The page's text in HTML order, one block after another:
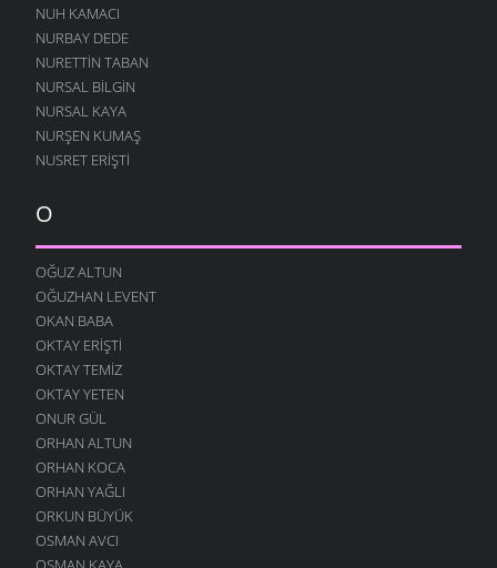
NUH KAMACI
NURBAY DEDE
NURETTIN TABAN
NURSAL BILGIN
NURSAL KAYA
NURŞEN KUMAŞ
NUSRET ERIŞTI
O
OĞUZ ALTUN
OĞUZHAN LEVENT
OKAN BABA
OKTAY ERIŞTI
OKTAY TEMIZ
OKTAY YETEN
ONUR GÜL
ORHAN ALTUN
ORHAN KOCA
ORHAN YAĞLI
ORKUN BÜYÜK
OSMAN AVCI